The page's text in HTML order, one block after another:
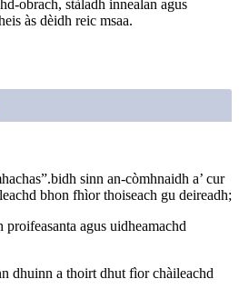
obrach, stàladh innealan agus
às dèidh reic msaa.
sinn an-còmhnaidh a’ cur
bhon fhìor thoiseach gu deireadh;
proifeasanta agus uidheamachd
dhuinn a thoirt dhut fìor chàileachd